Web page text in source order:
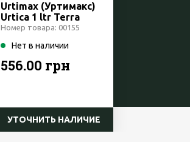
Urtimax (Уртимакс)
Urtica 1 ltr Terra
Aquatica /GHE
Номер товара: 00155
Нет в наличии
556.00 грн
УТОЧНИТЬ НАЛИЧИЕ